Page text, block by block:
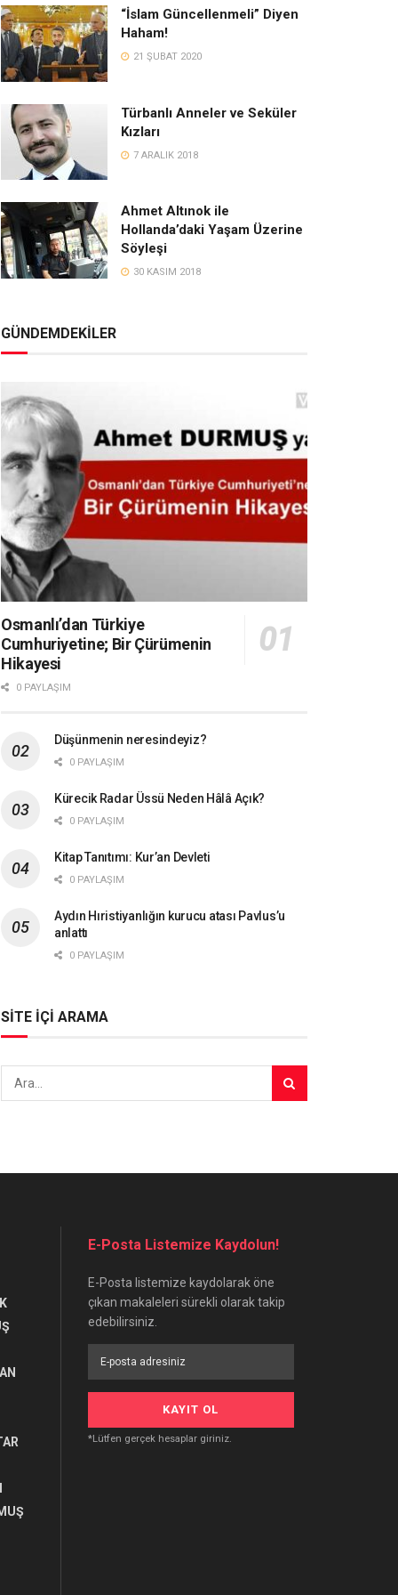
“İslam Güncellenmeli” Diyen
Haham!
21 ŞUBAT 2020
Türbanlı Anneler ve Seküler
Kızları
7 ARALIK 2018
Ahmet Altınok ile
Hollanda’daki Yaşam Üzerine
Söyleşi
30 KASIM 2018
GÜNDEMDEKİLER
Osmanlı’dan Türkiye
Cumhuriyetine; Bir Çürümenin
Hikayesi
0 PAYLAŞIM
Düşünmenin neresindeyiz?
0 PAYLAŞIM
Kürecik Radar Üssü Neden Hâlâ Açık?
0 PAYLAŞIM
Kitap Tanıtımı: Kur’an Devleti
0 PAYLAŞIM
Aydın Hıristiyanlığın kurucu atası Pavlus’u
anlattı
0 PAYLAŞIM
SİTE İÇİ ARAMA
E-Posta Listemize Kaydolun!
E-Posta listemize kaydolarak öne
çıkan makaleleri sürekli olarak takip
edebilirsiniz.
*Lütfen gerçek hesaplar giriniz.